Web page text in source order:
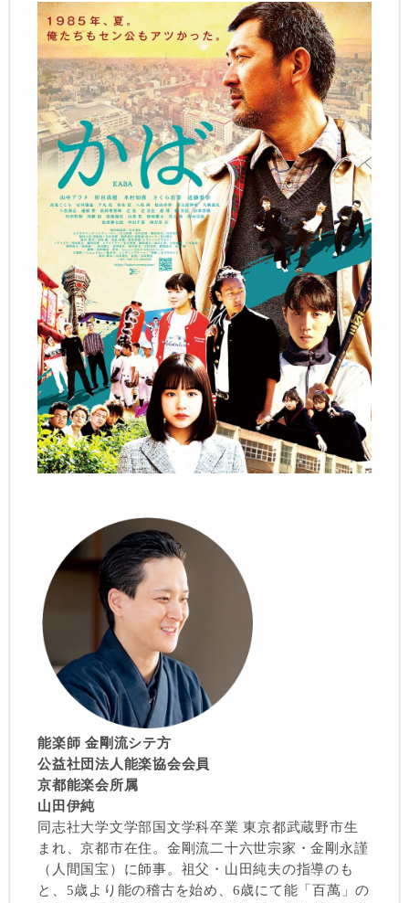
能楽師金剛流シテ方
公益社団法人能楽協会会員
京都能楽会所属
山田伊純
同志社大学文学部国文学科卒業 東京都武蔵野市生
まれ、京都市在住。金剛流二十六世宗家・金剛永謹
（人間国宝）に師事。祖父・山田純夫の指導のも
と、5歳より能の稽古を始め、6歳にて能「百萬」の